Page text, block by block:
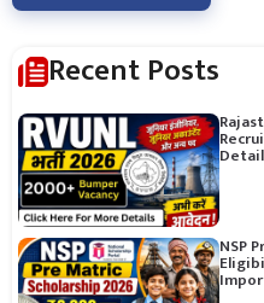
Recent Posts
NSP